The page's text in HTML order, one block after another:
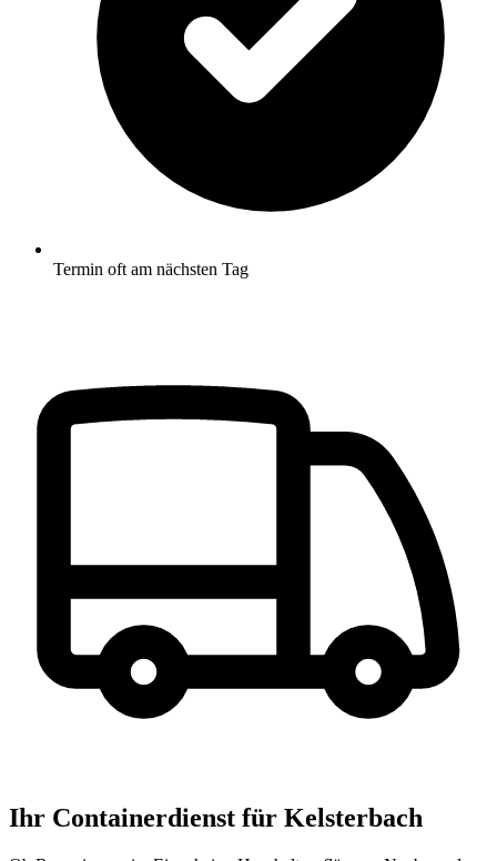
Termin oft am nächsten Tag
Ihr Containerdienst für Kelsterbach